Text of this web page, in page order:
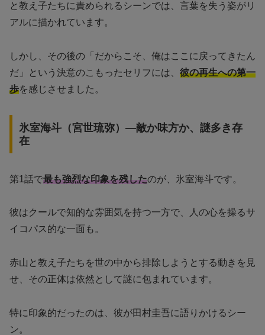
と教え子たちに責められるシーンでは、言葉を失う姿がリ
アルに描かれています。
しかし、その後の「だからこそ、俺はここに戻ってきたん
だ」という決意のこもったセリフには、 彼の再生への第一
歩を感じさせました。
氷室海斗（宮世琉弥）—敵か味方か、謎多き存
在
第1話で最も強烈な印象を残したのが、氷室海斗です。
彼はクールで知的な雰囲気を持つ一方で、人の心を操るサ
イコパス的な一面も。
赤山と教え子たちを世の中から排除しようとする動きを見
せ、その正体は依然として謎に包まれています。
特に印象的だったのは、彼が田村圭吾に語りかけるシー
ン。